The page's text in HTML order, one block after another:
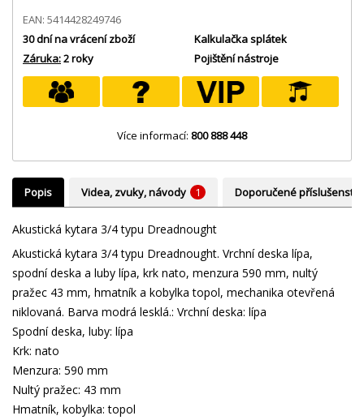
EAN: 5414428249746
30 dní na vrácení zboží
Záruka:2 roky
Kalkulačka splátek
Pojištění nástroje
Více informací: 800 888 448
Popis Videa, zvuky, návody 1 Doporučené příslušenství
Akustická kytara 3/4 typu Dreadnought
Akustická kytara 3/4 typu Dreadnought. Vrchní deska lípa,
spodní deska a luby lípa, krk nato, menzura 590 mm, nultý
pražec 43 mm, hmatník a kobylka topol, mechanika otevřená
niklovaná. Barva modrá lesklá.: Vrchní deska: lípa
Spodní deska, luby: lípa
Krk: nato
Menzura: 590 mm
Nultý pražec: 43 mm
Hmatník, kobylka: topol